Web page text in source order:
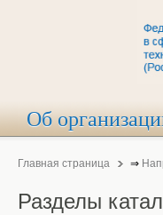
Об
Главная страница ⇒
Разделы